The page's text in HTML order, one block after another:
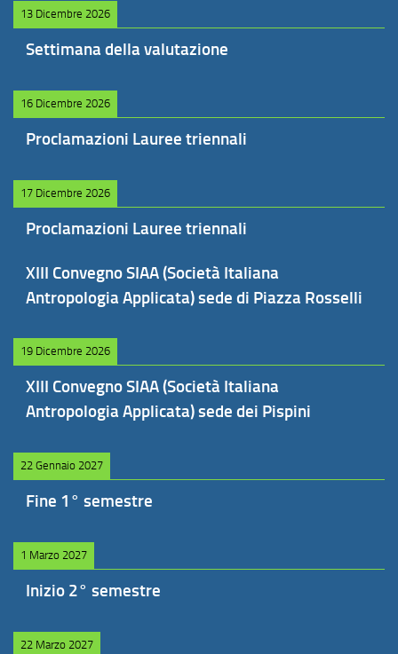
13 Dicembre 2026
Settimana della valutazione
16 Dicembre 2026
Proclamazioni Lauree triennali
17 Dicembre 2026
Proclamazioni Lauree triennali
XIII Convegno SIAA (Società Italiana
Antropologia Applicata) sede di Piazza Rosselli
19 Dicembre 2026
XIII Convegno SIAA (Società Italiana
Antropologia Applicata) sede dei Pispini
22 Gennaio 2027
Fine 1° semestre
1 Marzo 2027
Inizio 2° semestre
22 Marzo 2027